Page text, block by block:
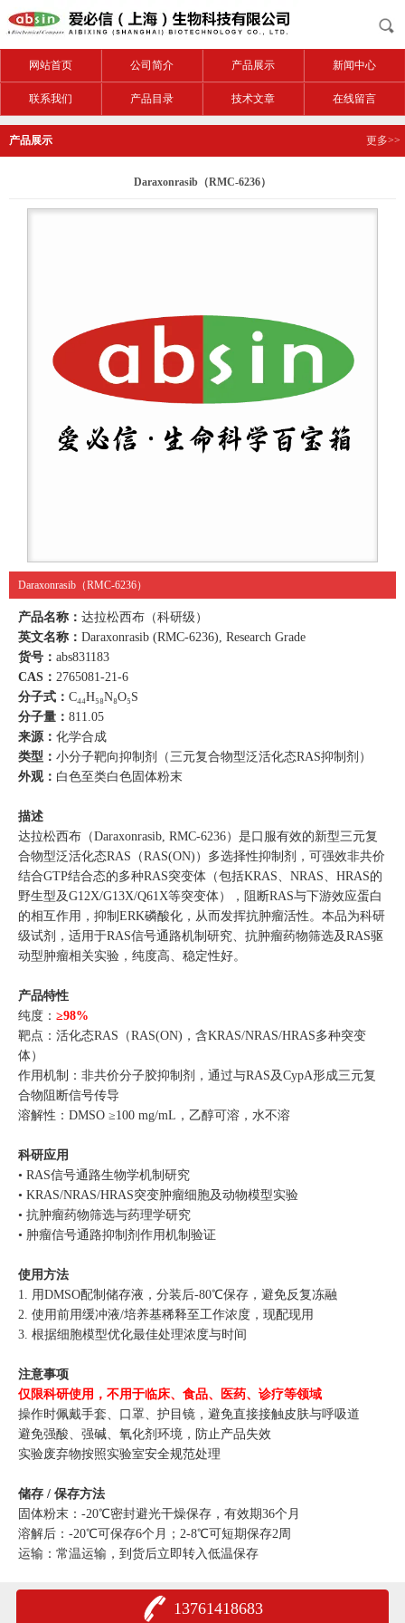
网站首页 公司简介 产品展示 新闻中心
联系我们 产品目录 技术文章 在线留言
产品展示 更多>>
Daraxonrasib（RMC-6236）
Daraxonrasib（RMC-6236）
产品名称： 达拉松西布（科研级）
英文名称： Daraxonrasib (RMC-6236), Research Grade
货号： abs831183
CAS： 2765081-21-6
分子式： C₄₄H₅₈N₈O₅S
分子量： 811.05
来源： 化学合成
类型： 小分子靶向抑制剂（三元复合物型泛活化态RAS抑制剂）
外观： 白色至类白色固体粉末
描述
达拉松西布（Daraxonrasib, RMC-6236）是口服有效的新型三元复
合物型泛活化态RAS（RAS(ON)）多选择性抑制剂，可强效非共价
结合GTP结合态的多种RAS突变体（包括KRAS、NRAS、HRAS的
野生型及G12X/G13X/Q61X等突变体），阻断RAS与下游效应蛋白
的相互作用，抑制ERK磷酸化，从而发挥抗肿瘤活性。本品为科研
级试剂，适用于RAS信号通路机制研究、抗肿瘤药物筛选及RAS驱
动型肿瘤相关实验，纯度高、稳定性好。
产品特性
纯度： ≥98%
靶点：活化态RAS（RAS(ON)，含KRAS/NRAS/HRAS多种突变
体）
作用机制：非共价分子胶抑制剂，通过与RAS及CypA形成三元复
合物阻断信号传导
溶解性：DMSO ≥100 mg/mL，乙醇可溶，水不溶
科研应用
• RAS信号通路生物学机制研究
• KRAS/NRAS/HRAS突变肿瘤细胞及动物模型实验
• 抗肿瘤药物筛选与药理学研究
• 肿瘤信号通路抑制剂作用机制验证
使用方法
1. 用DMSO配制储存液，分装后-80℃保存，避免反复冻融
2. 使用前用缓冲液/培养基稀释至工作浓度，现配现用
3. 根据细胞模型优化最佳处理浓度与时间
注意事项
仅限科研使用，不用于临床、食品、医药、诊疗等领域
操作时佩戴手套、口罩、护目镜，避免直接接触皮肤与呼吸道
避免强酸、强碱、氧化剂环境，防止产品失效
实验废弃物按照实验室安全规范处理
储存 / 保存方法
固体粉末：-20℃密封避光干燥保存，有效期36个月
溶解后：-20℃可保存6个月；2-8℃可短期保存2周
运输：常温运输，到货后立即转入低温保存
13761418683